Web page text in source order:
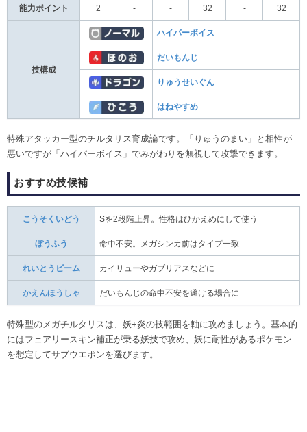
能力ポイント 2 - - 32 - 32
技構成
ハイパーボイス
だいもんじ
りゅうせいぐん
はねやすめ
特殊アタッカー型のチルタリス育成論です。「りゅうのまい」と相性が
悪いですが「ハイパーボイス」でみがわりを無視して攻撃できます。
おすすめ技候補
こうそくいどう Sを2段階上昇。性格はひかえめにして使う
ぼうふう 命中不安。メガシンカ前はタイプ一致
れいとうビーム カイリューやガブリアスなどに
かえんほうしゃ だいもんじの命中不安を避ける場合に
特殊型のメガチルタリスは、妖+炎の技範囲を軸に攻めましょう。基本的
にはフェアリースキン補正が乗る妖技で攻め、妖に耐性があるポケモン
を想定してサブウエポンを選びます。